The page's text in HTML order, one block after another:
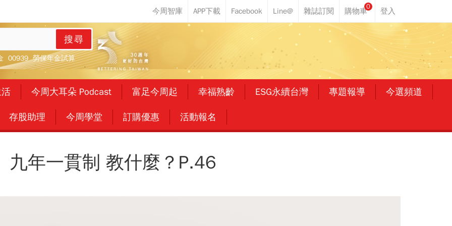
0
搜尋
00939 勞保年金試算
今周大耳朵 Podcast 富足今周起 幸福熟齡 ESG永續台灣 專題報導 今選頻道
存股助理 今周學堂 訂購優惠 活動報名
九年一貫制 教什麼？P.46